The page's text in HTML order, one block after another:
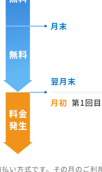
い方式です。その月のご利